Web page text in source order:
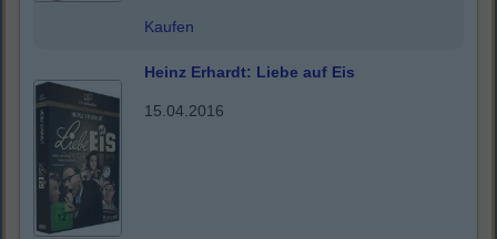
Kaufen
Heinz Erhardt: Liebe auf Eis
15.04.2016